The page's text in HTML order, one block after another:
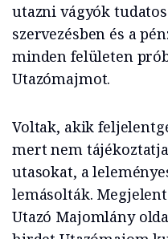
utazni vágyók
szervezésben és a
minden felületen
Utazómajmot.
Voltak, akik
mert nem
utasokat, a
lemásolták.
Utazó Majomlány